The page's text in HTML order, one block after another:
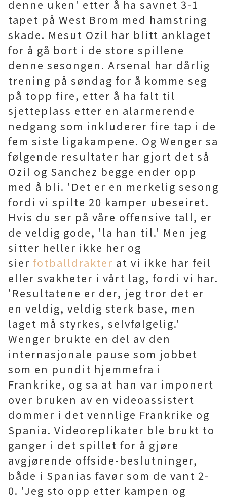
denne uken' etter å ha savnet 3-1
tapet på West Brom med hamstring
skade. Mesut Ozil har blitt anklaget
for å gå bort i de store spillene
denne sesongen. Arsenal har dårlig
trening på søndag for å komme seg
på topp fire, etter å ha falt til
sjetteplass etter en alarmerende
nedgang som inkluderer fire tap i de
fem siste ligakampene. Og Wenger sa
følgende resultater har gjort det så
Ozil og Sanchez begge ender opp
med å bli. 'Det er en merkelig sesong
fordi vi spilte 20 kamper ubeseiret.
Hvis du ser på våre offensive tall, er
de veldig gode, 'la han til.' Men jeg
sitter heller ikke her og
sier fotballdrakter at vi ikke har feil
eller svakheter i vårt lag, fordi vi har.
'Resultatene er der, jeg tror det er
en veldig, veldig sterk base, men
laget må styrkes, selvfølgelig.'
Wenger brukte en del av den
internasjonale pause som jobbet
som en pundit hjemmefra i
Frankrike, og sa at han var imponert
over bruken av en videoassistert
dommer i det vennlige Frankrike og
Spania. Videoreplikater ble brukt to
ganger i det spillet for å gjøre
avgjørende offside-beslutninger,
både i Spanias favør som de vant 2-
0. 'Jeg sto opp etter kampen og